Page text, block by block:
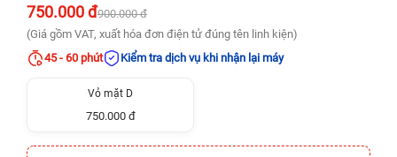
750.000 đ900.000 đ
(Giá gồm VAT, xuất hóa đơn điện tử đúng tên linh kiện)
45 - 60 phút
Kiểm tra dịch vụ khi nhận lại máy
Vỏ mặt D
750.000 đ